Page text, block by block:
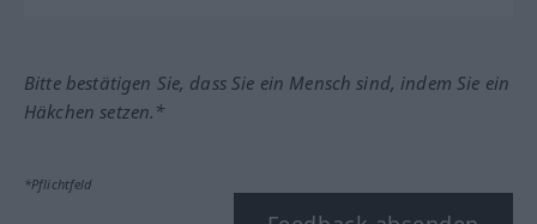
Bitte bestätigen Sie, dass Sie ein Mensch sind, indem Sie ein
Häkchen setzen.*
*Pflichtfeld